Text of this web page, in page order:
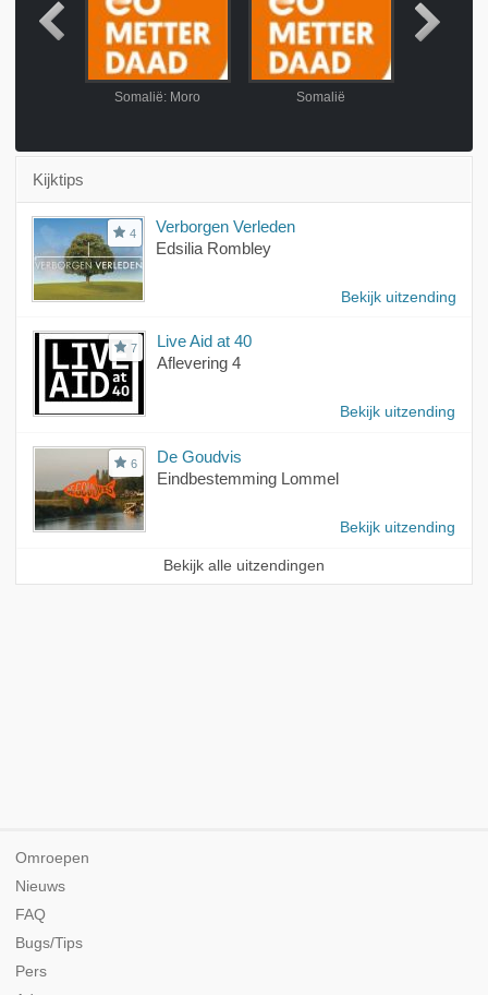
Somalië: Moro Somalië
Kijktips
4
Verborgen Verleden
Edsilia Rombley
Bekijk uitzending
7
Live Aid at 40
Aflevering 4
Bekijk uitzending
6
De Goudvis
Eindbestemming Lommel
Bekijk uitzending
Bekijk alle uitzendingen
Omroepen
Nieuws
FAQ
Bugs/Tips
Pers